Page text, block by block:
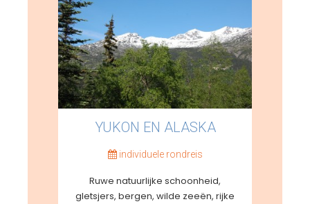
YUKON EN ALASKA
individuele rondreis
Ruwe natuurlijke schoonheid,
gletsjers, bergen, wilde zeeën, rijke